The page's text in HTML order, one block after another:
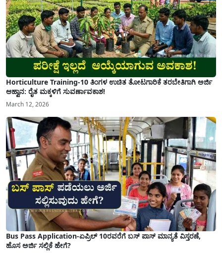
Horticulture Training-10 ತಿಂಗಳ ಉಚಿತ ತೋಟಗಾರಿಕೆ ತರಬೇತಿಗಾಗಿ ಅರ್ಜಿ
ಆಹ್ವಾನ: ರೈತ ಮಕ್ಕಳಿಗೆ ಸುವರ್ಣಾವಕಾಶ!
March 12, 2026
Bus Pass Application-ಏಪ್ರಿಲ್ 10ರವರೆಗೆ ಬಸ್ ಪಾಸ್ ಮಾನ್ಯತೆ ವಿಸ್ತರಣೆ,
ಹೊಸ ಅರ್ಜಿ ಸಲ್ಲಿಕೆ ಹೇಗೆ?